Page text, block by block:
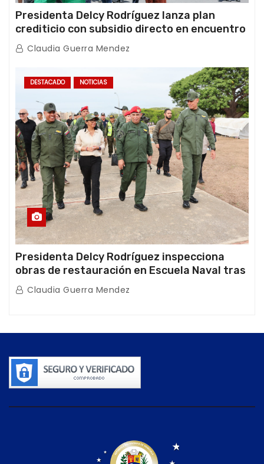
Presidenta Delcy Rodríguez lanza plan
crediticio con subsidio directo en encuentro
con Juntas de Condominio
Claudia Guerra Mendez
DESTACADO NOTICIAS
Presidenta Delcy Rodríguez inspecciona
obras de restauración en Escuela Naval tras
afectaciones sísmicas en La Guaira
Claudia Guerra Mendez